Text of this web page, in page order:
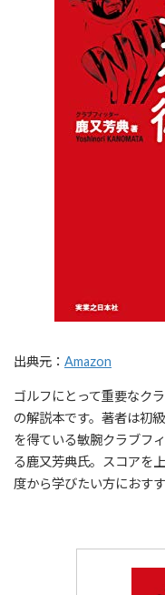
出典元： Amazon
ゴルフにとって重要なク
の解説本です。著者は初
を得ている敏腕クラブフ
る鹿又芳典氏。スコアを
度から学びたい方におすす